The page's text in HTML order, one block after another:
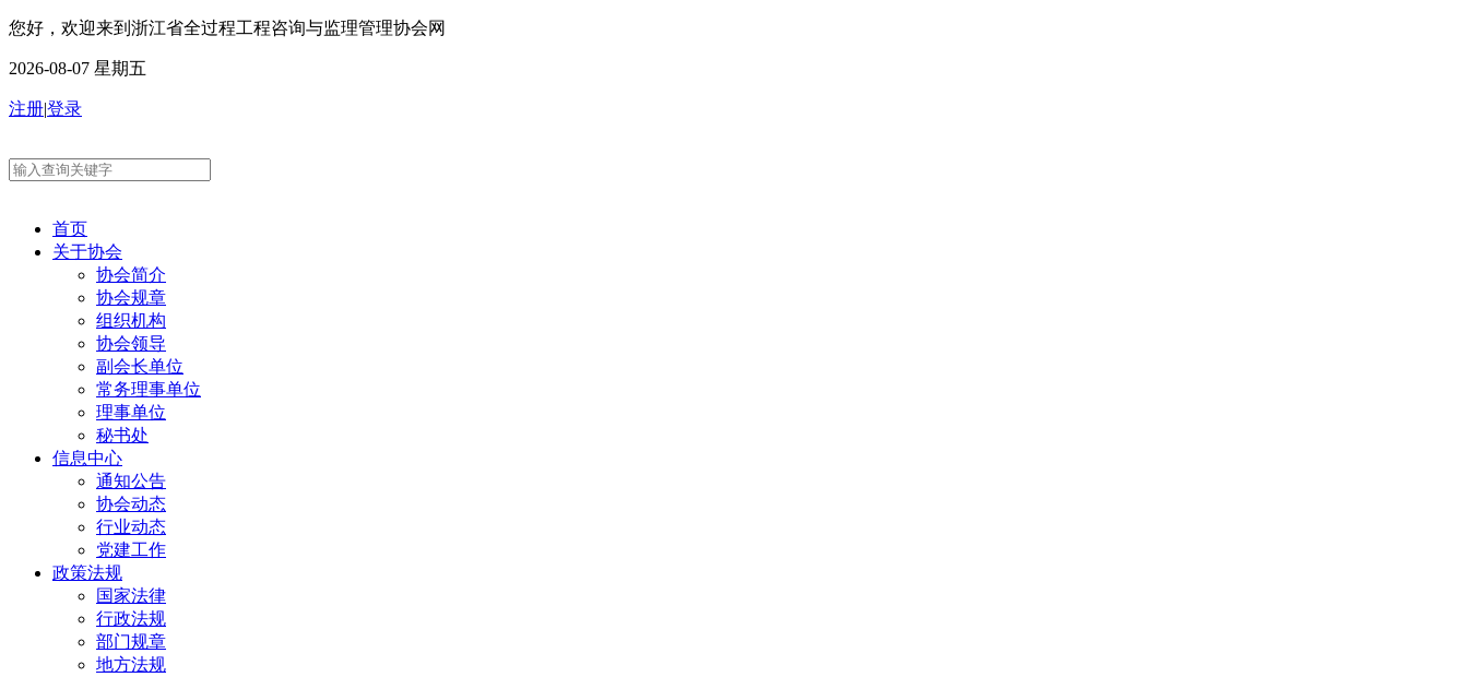
您好，欢迎来到浙江省全过程工程咨询与监理管理协会网
2026-08-07 星期五
注册|登录
首页
关于协会
协会简介
协会规章
组织机构
协会领导
副会长单位
常务理事单位
理事单位
秘书处
信息中心
通知公告
协会动态
行业动态
党建工作
政策法规
国家法律
行政法规
部门规章
地方法规